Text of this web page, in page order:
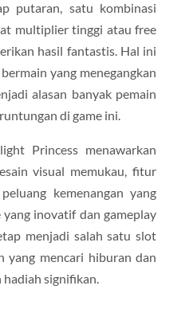
putaran, satu kombinasi
multiplier tinggi atau free
hasil fantastis. Hal ini
yang menegangkan
alasan banyak pemain
di game ini.
Princess menawarkan
visual memukau, fitur
kemenangan yang
yang inovatif dan gameplay
menjadi salah satu slot
yang mencari hiburan dan
signifikan.